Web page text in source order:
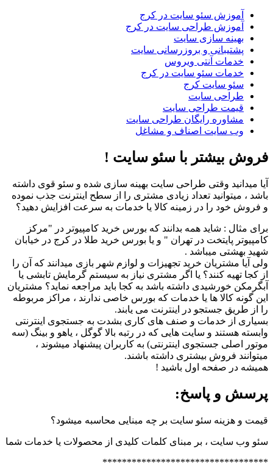
آموزش سئو سایت در کرج
آموزش طراحی سایت در کرج
بهینه سازی سایت
پشتیبانی و بروزرسانی سایت
خدمات آنتی ویروس
خدمات سئو سایت در کرج
سئو سایت کرج
طراحی سایت
قیمت طراحی سایت
مشاوره رایگان طراحی سایت
وب سایت اصناف و مشاغل
فروش بیشتر با سئو سایت !
آیا میدانید وقتی طراحی سایت بهینه سازی شده و سئو قوی داشته
باشد ، میتوانید تعداد زیادی مشتری را از سطح اینترنت جذب نموده
و فروش خود را در زمینه کالا یا خدمات به سرعت افزایش دهید؟
برای مثال : شاید همه بدانند که بورس خرید کامپیوتر در "مرکز
کامپیوتر پایتخت در تهران " و یا بورس خرید طلا در کرج در خیابان
شهید بهشتی میباشد .
ولی آیا مشتریان خرید تجهیزات و لوازم شهر بازی میدانند که آن را
از کجا تهیه کنند؟ یا اگر مشتری نیاز به سیستم گرمایش تابشی یا
آبگرمکن خورشیدی داشته باشد به کجا باید مراجعه نماید؟ مشتریان
این گونه کالا ها یا خدمات که بورس خاصی ندارند ، مراکز مربوطه
را از طریق جستجو در اینترنت می یابند.
بسیاری از خدمات و صنف های کاری بشدت به جستجوی اینترنتی
وابسته هستند و سایت هایی که در رتبه بالا گوگل ، یاهو و بینگ (سه
موتور اصلی جستجوی اینترنتی) به کاربران پیشنهاد میشوند ،
میتوانند فروش بیشتری داشته باشند.
همیشه در صفحه اول باشید !
پرسش و پاسخ:
قیمت و هزینه سئو سایت بر چه مبنایی محاسبه میشود؟
سئو وب سایت ، بر مبنای کلمات کلیدی از محصولات یا خدمات شما
**********************************